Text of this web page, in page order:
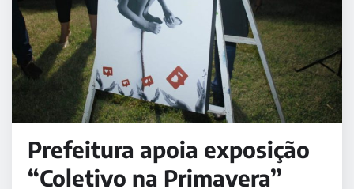
Prefeitura apoia exposição
“Coletivo na Primavera”